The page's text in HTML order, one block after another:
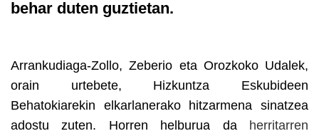
behar duten guztietan.
Arrankudiaga-Zollo, Zeberio eta Orozkoko Udalek,
orain urtebete, Hizkuntza Eskubideen
Behatokiarekin elkarlanerako hitzarmena sinatzea
adostu zuten. Horren helburua da herritarren